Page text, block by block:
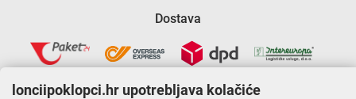
Dostava
lonciipoklopci.hr upotrebljava kolačiće